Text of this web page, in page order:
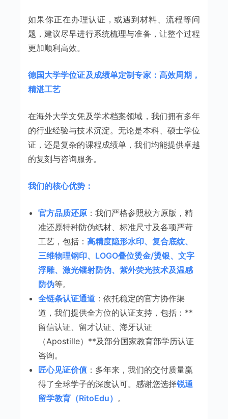
如果你正在办理认证，或遇到材料、流程等问
题，建议尽早进行系统梳理与准备，让整个过程
更加顺利高效。
德国大学学位证及成绩单定制专家：高效周期，
精湛工艺
在海外大学文凭及学术档案领域，我们拥有多年
的行业经验与技术沉淀。无论是本科、硕士学位
证，还是复杂的课程成绩单，我们均能提供卓越
的复刻与咨询服务。
我们的核心优势：
官方品质还原：我们严格参照校方原版，精
准还原特种防伪纸材、标准尺寸及各项严苛
工艺，包括： 高精度隐形水印、复合底纹、
三维物理钢印、LOGO叠位烫金/烫银、文字
浮雕、激光镭射防伪、紫外荧光技术及温感
防伪等。
全链条认证通道：依托稳定的官方协作渠
道，我们提供全方位的认证支持，包括：**
留信认证、留才认证、海牙认证
（Apostille）**及部分国家教育部学历认证
咨询。
匠心见证价值：多年来，我们的交付质量赢
得了全球学子的深度认可。感谢您选择锐通
留学教育（RitoEdu） 。